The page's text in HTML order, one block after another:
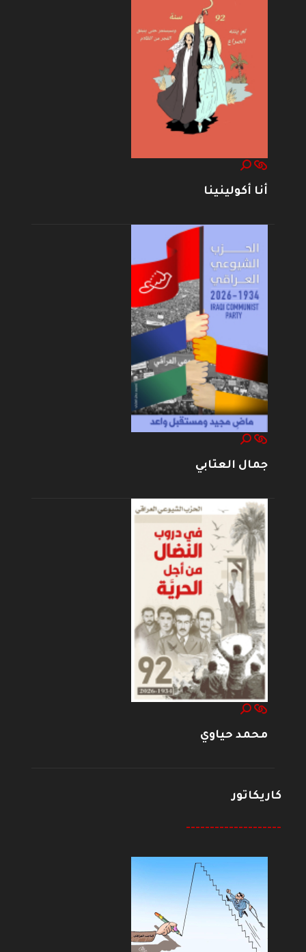
أنا أكولينينا
جمال العتابي
محمد حياوي
كاريكاتور
--------------------